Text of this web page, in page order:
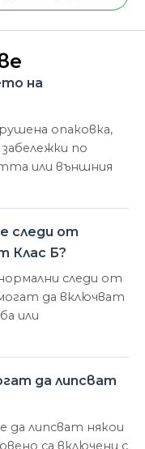
на
опаковка,
по
или външния
следи от
Клас Б?
следи от
да включват
или
да липсват
липсват някои
са включени с